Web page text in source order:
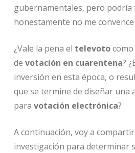
gubernamentales, pero
honestamente no me
¿Vale la pena el televotocomo
de votación en cuarentena?
inversión en esta época, o
que se termine de diseñar una
para votación electrónica?
A continuación, voy a
investigación para determinar